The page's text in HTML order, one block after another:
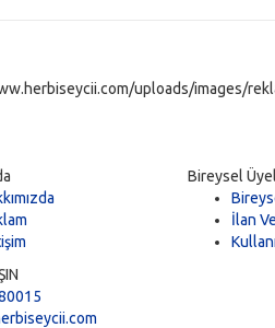
uploads/images/
Bireysel
İlan